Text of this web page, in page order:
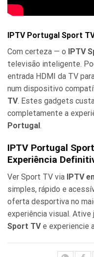
IPTV Portugal Sport
Com certeza — o
IPTV
televisão inteligente.
entrada HDMI da TV
num dispositivo
TV. Estes gadgets
completamente a
Portugal .
IPTV Portugal
Experiência
Ver Sport TV via IPTV
simples, rápido e
oferta desportiva no
experiência visual. Ative
Sport TVe experiencie